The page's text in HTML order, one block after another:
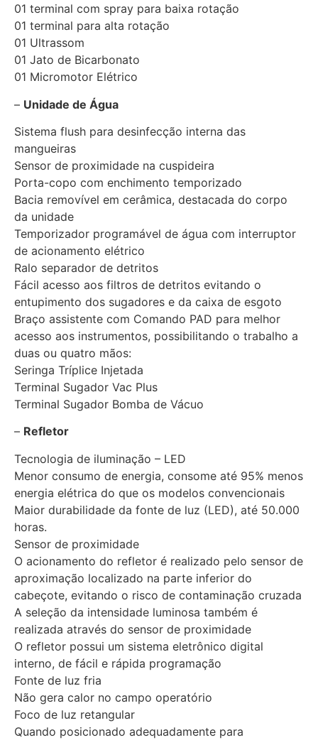
01 terminal com spray para baixa rotação
01 terminal para alta rotação
01 Ultrassom
01 Jato de Bicarbonato
01 Micromotor Elétrico
– Unidade de Água
Sistema flush para desinfecção interna das
mangueiras
Sensor de proximidade na cuspideira
Porta-copo com enchimento temporizado
Bacia removível em cerâmica, destacada do corpo
da unidade
Temporizador programável de água com interruptor
de acionamento elétrico
Ralo separador de detritos
Fácil acesso aos filtros de detritos evitando o
entupimento dos sugadores e da caixa de esgoto
Braço assistente com Comando PAD para melhor
acesso aos instrumentos, possibilitando o trabalho a
duas ou quatro mãos:
Seringa Tríplice Injetada
Terminal Sugador Vac Plus
Terminal Sugador Bomba de Vácuo
– Refletor
Tecnologia de iluminação – LED
Menor consumo de energia, consome até 95% menos
energia elétrica do que os modelos convencionais
Maior durabilidade da fonte de luz (LED), até 50.000
horas.
Sensor de proximidade
O acionamento do refletor é realizado pelo sensor de
aproximação localizado na parte inferior do
cabeçote, evitando o risco de contaminação cruzada
A seleção da intensidade luminosa também é
realizada através do sensor de proximidade
O refletor possui um sistema eletrônico digital
interno, de fácil e rápida programação
Fonte de luz fria
Não gera calor no campo operatório
Foco de luz retangular
Quando posicionado adequadamente para